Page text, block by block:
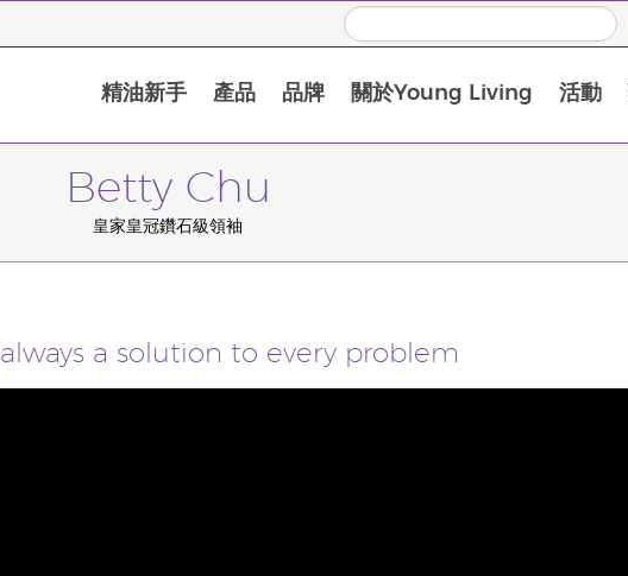
精油新手 產品 品牌 關於Young Living 活動
Betty Chu
皇家皇冠鑽石級領袖
always a solution to every problem